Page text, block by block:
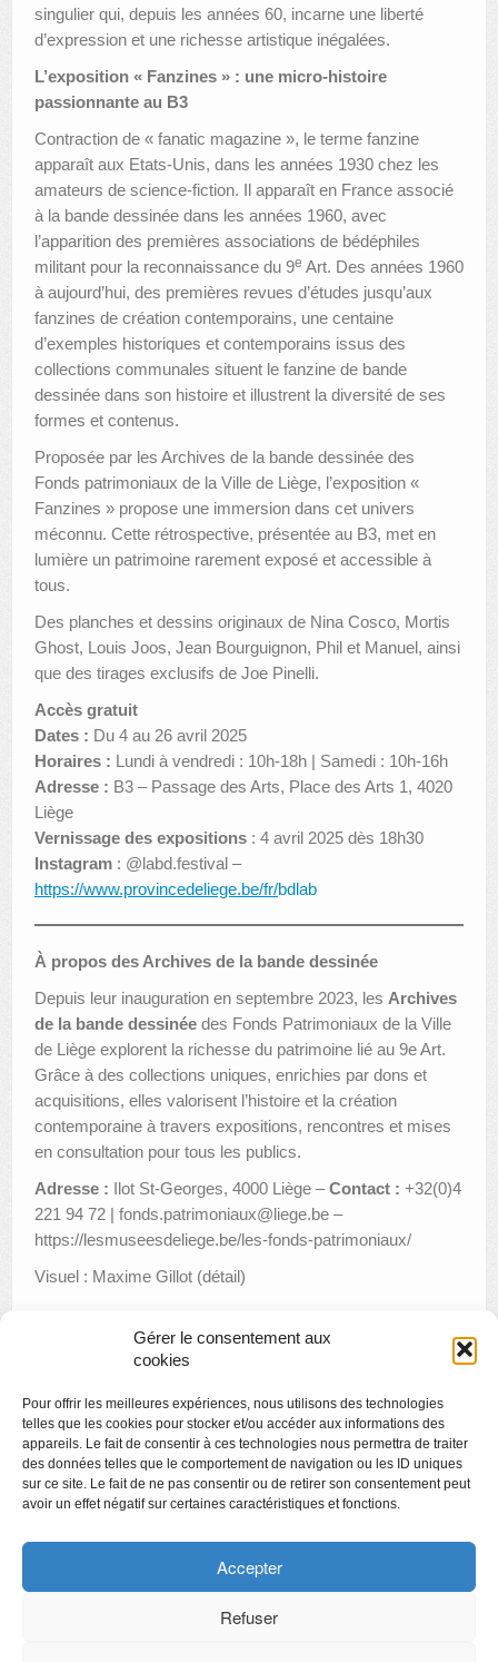
Gérer le consentement aux
cookies
Pour offrir les meilleures expériences, nous utilisons des technologies
telles que les cookies pour stocker et/ou accéder aux informations des
appareils. Le fait de consentir à ces technologies nous permettra de traiter
des données telles que le comportement de navigation ou les ID uniques
sur ce site. Le fait de ne pas consentir ou de retirer son consentement peut
avoir un effet négatif sur certaines caractéristiques et fonctions.
Accepter
Refuser
singulier qui, depuis les années 60, incarne une liberté
d’expression et une richesse artistique inégalées.
L’exposition « Fanzines » : une micro-histoire
passionnante au B3
Contraction de « fanatic magazine », le terme fanzine
apparaît aux Etats-Unis, dans les années 1930 chez les
amateurs de science-fiction. Il apparaît en France associé
à la bande dessinée dans les années 1960, avec
l’apparition des premières associations de bédéphiles
militant pour la reconnaissance du 9e Art. Des années 1960
à aujourd’hui, des premières revues d’études jusqu’aux
fanzines de création contemporains, une centaine
d’exemples historiques et contemporains issus des
collections communales situent le fanzine de bande
dessinée dans son histoire et illustrent la diversité de ses
formes et contenus.
Proposée par les Archives de la bande dessinée des
Fonds patrimoniaux de la Ville de Liège, l’exposition «
Fanzines » propose une immersion dans cet univers
méconnu. Cette rétrospective, présentée au B3, met en
lumière un patrimoine rarement exposé et accessible à
tous.
Des planches et dessins originaux de Nina Cosco, Mortis
Ghost, Louis Joos, Jean Bourguignon, Phil et Manuel, ainsi
que des tirages exclusifs de Joe Pinelli.
Accès gratuit
Dates : Du 4 au 26 avril 2025
Horaires : Lundi à vendredi : 10h-18h | Samedi : 10h-16h
Adresse : B3 – Passage des Arts, Place des Arts 1, 4020
Liège
Vernissage des expositions : 4 avril 2025 dès 18h30
Instagram : @labd.festival –
https://www.provincedeliege.be/fr/bdlab
À propos des Archives de la bande dessinée
Depuis leur inauguration en septembre 2023, les Archives
de la bande dessinée des Fonds Patrimoniaux de la Ville
de Liège explorent la richesse du patrimoine lié au 9e Art.
Grâce à des collections uniques, enrichies par dons et
acquisitions, elles valorisent l’histoire et la création
contemporaine à travers expositions, rencontres et mises
en consultation pour tous les publics.
Adresse : Ilot St-Georges, 4000 Liège –Contact : +32(0)4
221 94 72 | fonds.patrimoniaux@liege.be –
https://lesmuseesdeliege.be/les-fonds-patrimoniaux/
Visuel : Maxime Gillot (détail)
Finissage de l’exposition « Point de vue »
Françoise Schein. AIPOTU. Un portrait à rebours
Copyright
Politique de confidentialité
Chartes des engagements des opérateurs culturels